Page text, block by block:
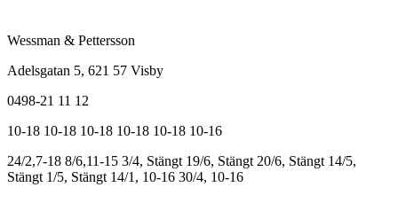
Wessman & Pettersson
Adelsgatan 5, 621 57 Visby
0498-21 11 12
10-18 10-18 10-18 10-18 10-18 10-16
24/2,7-18 8/6,11-15 3/4, Stängt 19/6, Stängt 20/6, Stängt 14/5,
Stängt 1/5, Stängt 14/1, 10-16 30/4, 10-16